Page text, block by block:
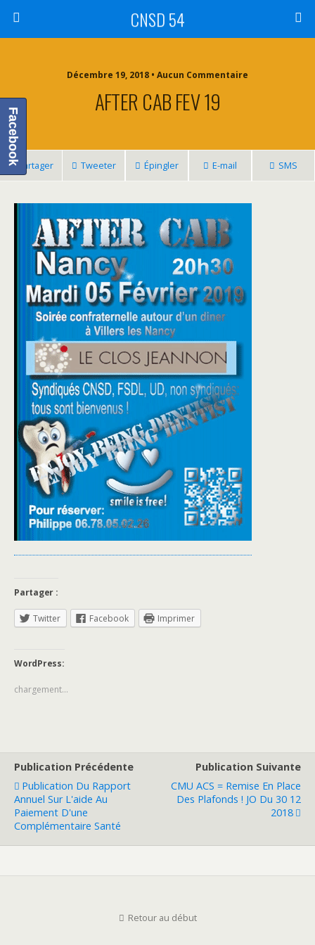
CNSD 54
Décembre 19, 2018 • Aucun Commentaire
AFTER CAB FEV 19
Partager Tweeter Épingler E-mail SMS
Partager :
Twitter Facebook Imprimer
WordPress:
chargement…
Publication Précédente
Publication Du Rapport
Annuel Sur L'aide Au
Paiement D'une
Complémentaire Santé
Publication Suivante
CMU ACS = Remise En Place
Des Plafonds ! JO Du 30 12
2018
Facebook
Retour au début